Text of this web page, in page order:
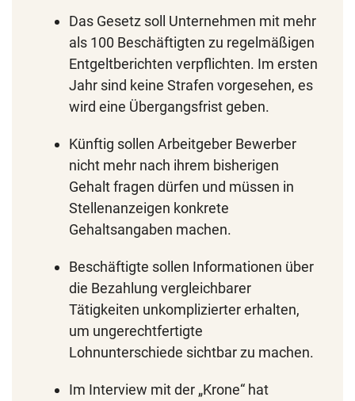
Das Gesetz soll Unternehmen mit mehr
als 100 Beschäftigten zu regelmäßigen
Entgeltberichten verpflichten. Im ersten
Jahr sind keine Strafen vorgesehen, es
wird eine Übergangsfrist geben.
Künftig sollen Arbeitgeber Bewerber
nicht mehr nach ihrem bisherigen
Gehalt fragen dürfen und müssen in
Stellenanzeigen konkrete
Gehaltsangaben machen.
Beschäftigte sollen Informationen über
die Bezahlung vergleichbarer
Tätigkeiten unkomplizierter erhalten,
um ungerechtfertigte
Lohnunterschiede sichtbar zu machen.
Im Interview mit der „Krone“ hat